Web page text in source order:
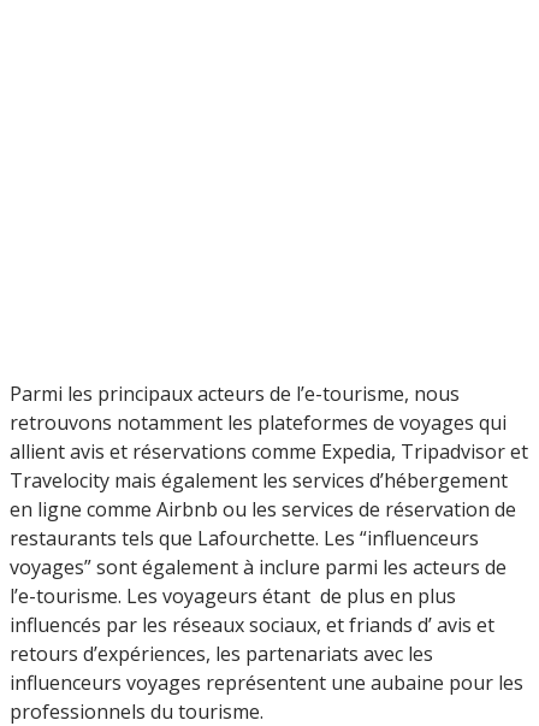
Parmi les principaux acteurs de l’e-tourisme, nous
retrouvons notamment les plateformes de voyages qui
allient avis et réservations comme Expedia, Tripadvisor et
Travelocity mais également les services d’hébergement
en ligne comme Airbnb ou les services de réservation de
restaurants tels que Lafourchette. Les “influenceurs
voyages” sont également à inclure parmi les acteurs de
l’e-tourisme. Les voyageurs étant de plus en plus
influencés par les réseaux sociaux, et friands d’ avis et
retours d’expériences, les partenariats avec les
influenceurs voyages représentent une aubaine pour les
professionnels du tourisme.